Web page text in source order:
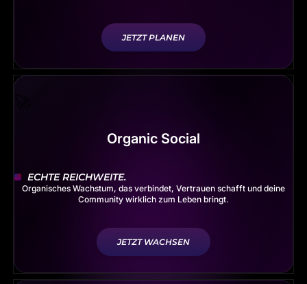
JETZT PLANEN
Organic Social
ECHTE REICHWEITE.
Organisches Wachstum, das verbindet, Vertrauen schafft und deine
Community wirklich zum Leben bringt.
JETZT WACHSEN